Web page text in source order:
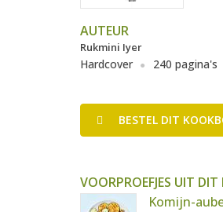
AUTEUR
Rukmini Iyer
Hardcover 240 pagina's
BESTEL DIT
VOORPROEFJES UIT
Komijn-